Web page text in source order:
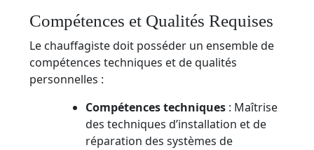
Compétences et Qualités Requises
Le chauffagiste doit posséder un ensemble de
compétences techniques et de qualités
personnelles :
Compétences techniques : Maîtrise
des techniques d’installation et de
réparation des systèmes de